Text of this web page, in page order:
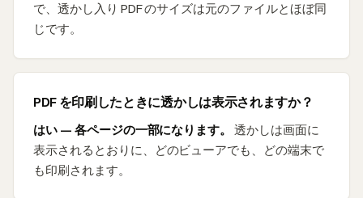
で、透かし入り PDF のサイズは元のファイルとほぼ同
じです。
PDF を印刷したときに透かしは表示されますか？
はい — 各ページの一部になります。
透かしは画面に
表示されるとおりに、どのビューアでも、どの端末で
も印刷されます。